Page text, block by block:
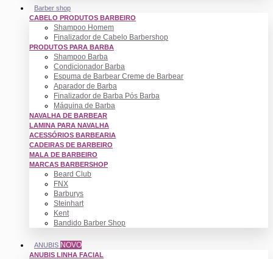
Barber shop
CABELO PRODUTOS BARBEIRO
Shampoo Homem
Finalizador de Cabelo Barbershop
PRODUTOS PARA BARBA
Shampoo Barba
Condicionador Barba
Espuma de Barbear Creme de Barbear
Aparador de Barba
Finalizador de Barba Pós Barba
Máquina de Barba
NAVALHA DE BARBEAR
LAMINA PARA NAVALHA
ACESSÓRIOS BARBEARIA
CADEIRAS DE BARBEIRO
MALA DE BARBEIRO
MARCAS BARBERSHOP
Beard Club
FNX
Barburys
Steinhart
Kent
Bandido Barber Shop
ANUBIS NOVO
ANUBIS LINHA FACIAL